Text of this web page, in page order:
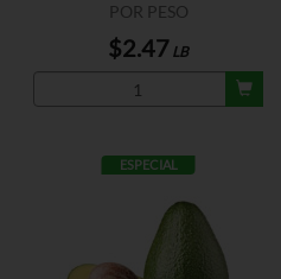
POR PESO
$2.47 LB
ESPECIAL